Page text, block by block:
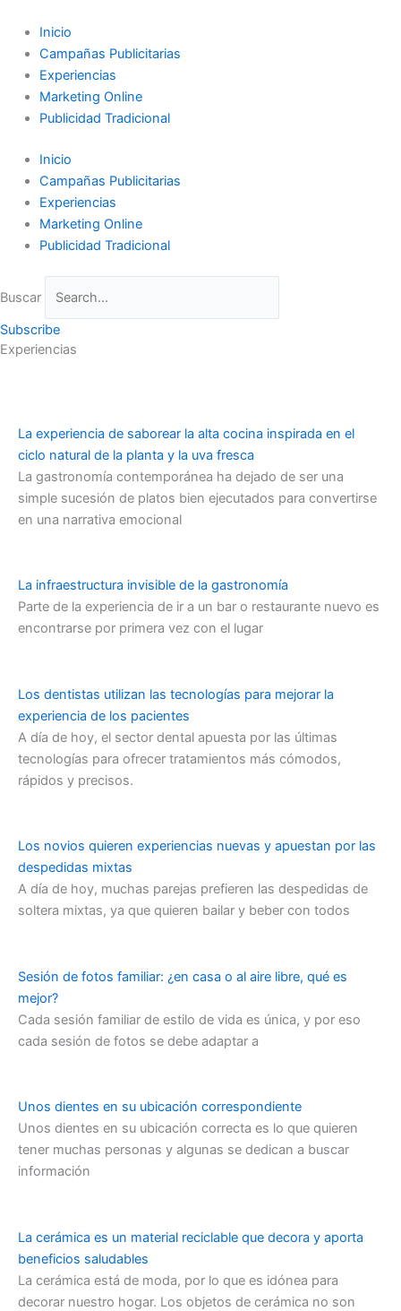
contenido
Inicio
Campañas Publicitarias
Experiencias
Marketing Online
Publicidad Tradicional
Inicio
Campañas Publicitarias
Experiencias
Marketing Online
Publicidad Tradicional
Buscar
Subscribe
Experiencias
La experiencia de saborear la alta cocina inspirada en el
ciclo natural de la planta y la uva fresca
La gastronomía contemporánea ha dejado de ser una
simple sucesión de platos bien ejecutados para convertirse
en una narrativa emocional
La infraestructura invisible de la gastronomía
Parte de la experiencia de ir a un bar o restaurante nuevo es
encontrarse por primera vez con el lugar
Los dentistas utilizan las tecnologías para mejorar la
experiencia de los pacientes
A día de hoy, el sector dental apuesta por las últimas
tecnologías para ofrecer tratamientos más cómodos,
rápidos y precisos.
Los novios quieren experiencias nuevas y apuestan por las
despedidas mixtas
A día de hoy, muchas parejas prefieren las despedidas de
soltera mixtas, ya que quieren bailar y beber con todos
Sesión de fotos familiar: ¿en casa o al aire libre, qué es
mejor?
Cada sesión familiar de estilo de vida es única, y por eso
cada sesión de fotos se debe adaptar a
Unos dientes en su ubicación correspondiente
Unos dientes en su ubicación correcta es lo que quieren
tener muchas personas y algunas se dedican a buscar
información
La cerámica es un material reciclable que decora y aporta
beneficios saludables
La cerámica está de moda, por lo que es idónea para
decorar nuestro hogar. Los objetos de cerámica no son